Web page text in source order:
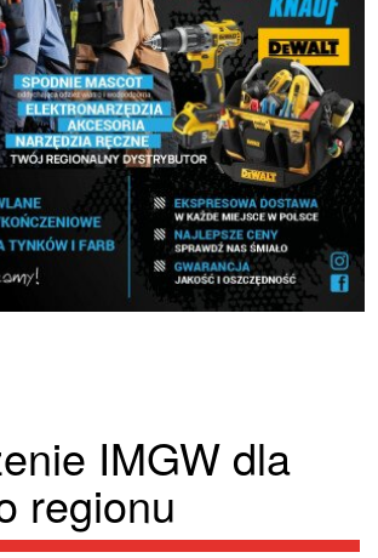
IMGW dla
regionu